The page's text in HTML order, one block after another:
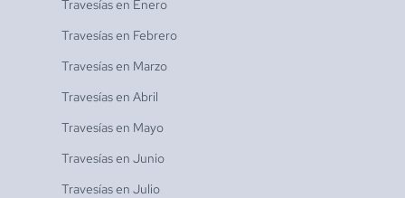
Travesías en Enero
Travesías en Febrero
Travesías en Marzo
Travesías en Abril
Travesías en Mayo
Travesías en Junio
Travesías en Julio